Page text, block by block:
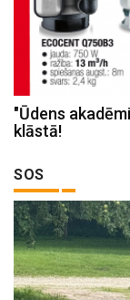
"Ūdens
klāstā!
SOS